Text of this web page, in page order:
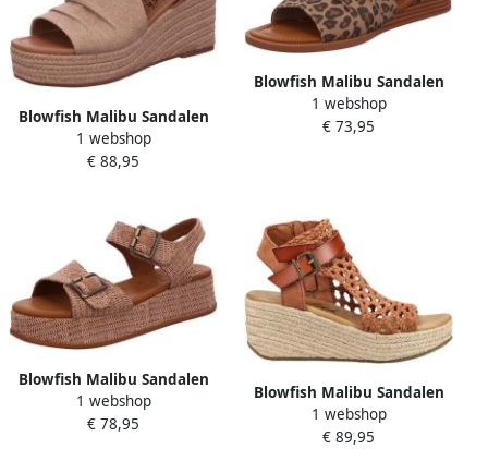
Blowfish Malibu Sandalen
met sleehak
1 webshop
€ 88,95
Blowfish Malibu Sandalen
met sleehak
1 webshop
€ 73,95
Blowfish Malibu Sandalen
met sleehak
1 webshop
€ 78,95
Blowfish Malibu Sandalen
met sleehak Sandalen
1 webshop
€ 89,95